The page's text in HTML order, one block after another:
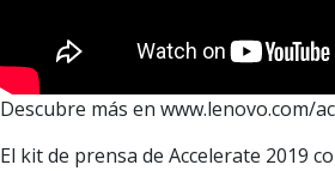
Descubre más en www.lenovo.com/
El kit de prensa de Accelerate 2019